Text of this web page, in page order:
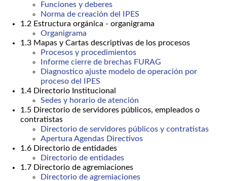
Funciones y deberes
Norma de creación del IPES
1.2 Estructura orgánica - organigrama
Organigrama
1.3 Mapas y Cartas descriptivas de los procesos
Procesos y procedimientos
Informe cierre de brechas FURAG
Diagnostico ajuste modelo de operación por
proceso del IPES
1.4 Directorio Institucional
Sedes y horario de atención
1.5 Directorio de servidores públicos, empleados o
contratistas
Directorio de servidores públicos y contratistas
Apertura Agendas Directivos
1.6 Directorio de entidades
Directorio de entidades
1.7 Directorio de agremiaciones
Directorio de agremiaciones